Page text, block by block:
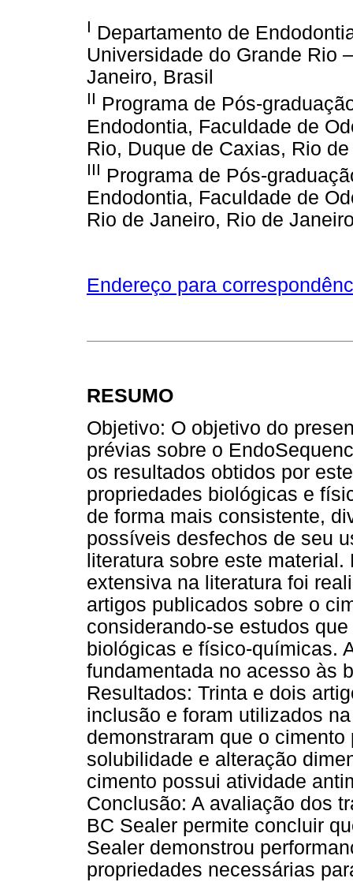
I Departamento de
Universidade do Grande Rio
Janeiro, Brasil
II Programa de Pós-
Endodontia, Faculdade de
Rio, Duque de Caxias, Rio
III Programa de Pós-
Endodontia, Faculdade de
Rio de Janeiro, Rio de
Endereço para
RESUMO
Objetivo: O objetivo do
prévias sobre o
os resultados obtidos por
propriedades biológicas e
de forma mais consistente,
possíveis desfechos de seu
literatura sobre este
extensiva na literatura foi
artigos publicados sobre o
considerando-se estudos
biológicas e físico-químicas.
fundamentada no acesso às
Resultados: Trinta e dois
inclusão e foram utilizados
demonstraram que o
solubilidade e alteração
cimento possui atividade
Conclusão: A avaliação dos
BC Sealer permite concluir
Sealer demonstrou
propriedades necessárias